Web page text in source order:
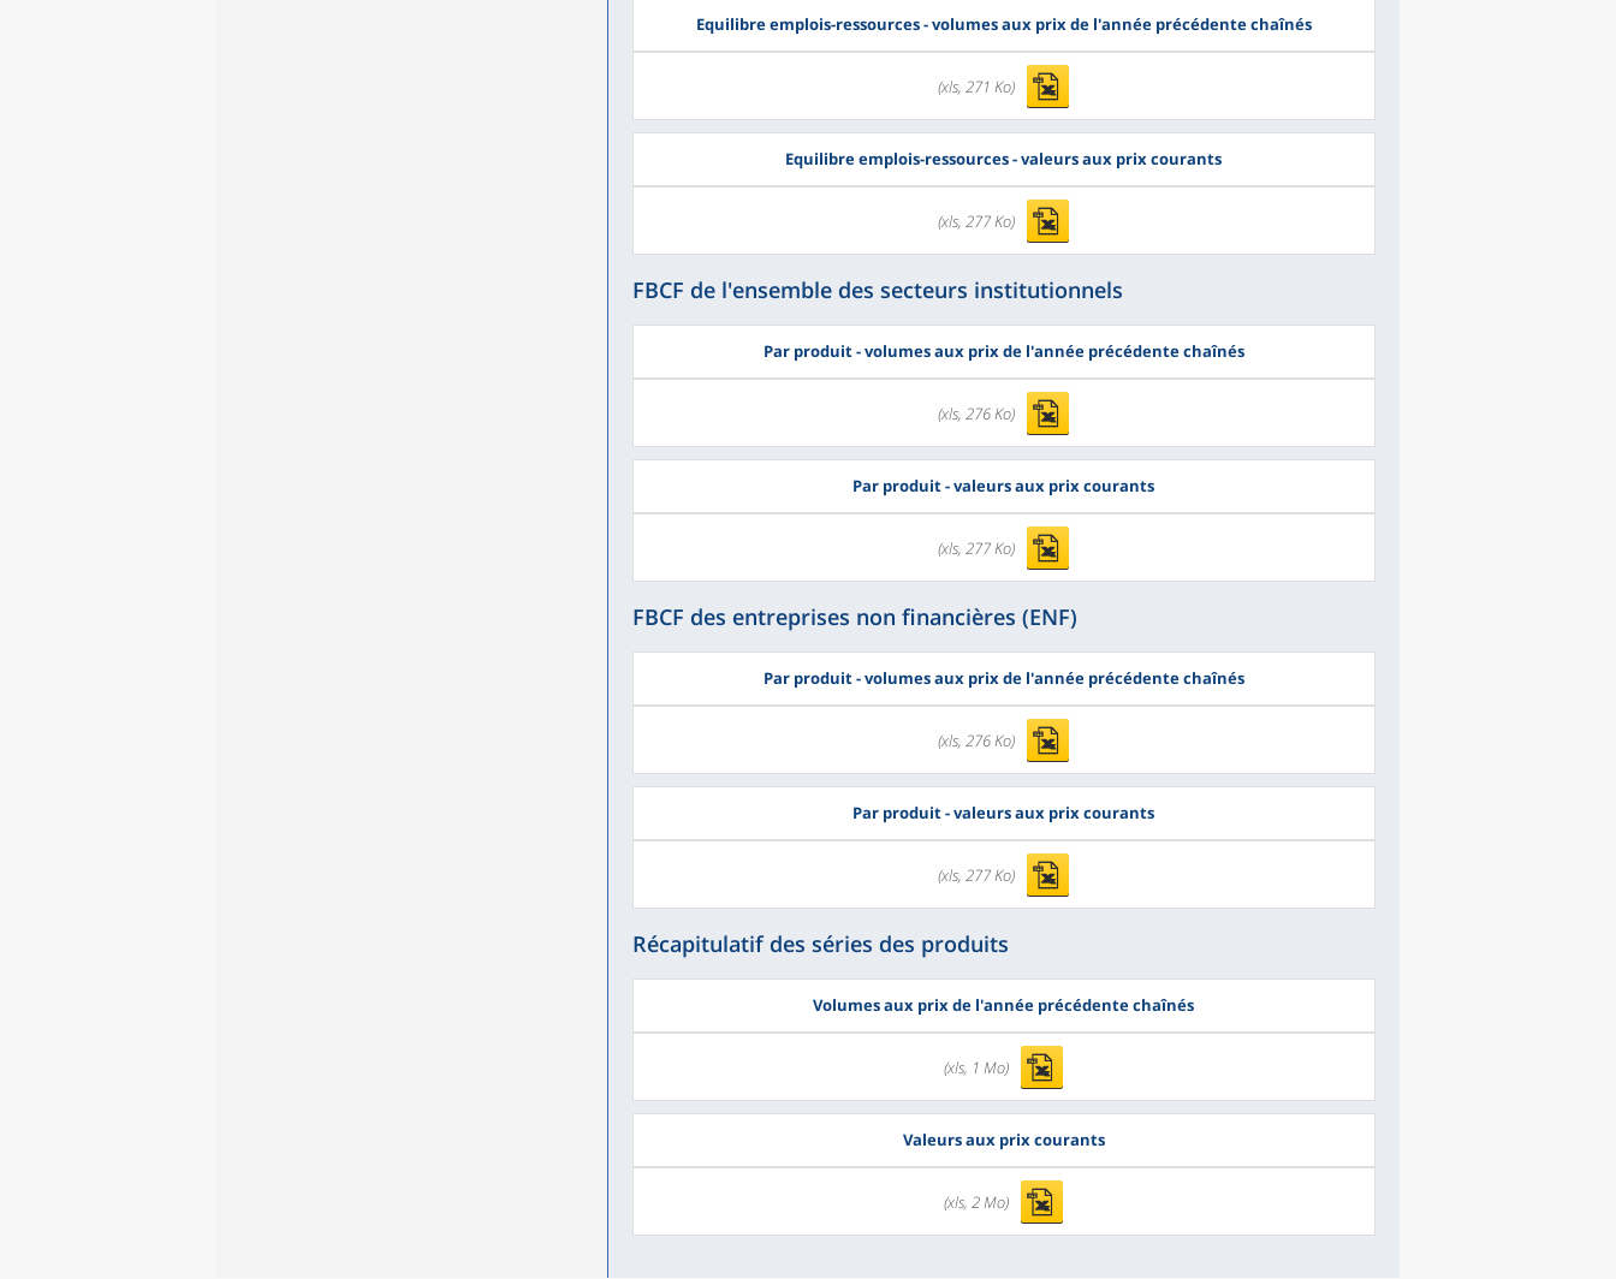
Equilibre emplois-ressources - volumes aux prix de l'année précédente chaînés
(xls, 271 Ko)
Equilibre emplois-ressources - valeurs aux prix courants
(xls, 277 Ko)
FBCF de l'ensemble des secteurs institutionnels
Par produit - volumes aux prix de l'année précédente chaînés
(xls, 276 Ko)
Par produit - valeurs aux prix courants
(xls, 277 Ko)
FBCF des entreprises non financières (ENF)
Par produit - volumes aux prix de l'année précédente chaînés
(xls, 276 Ko)
Par produit - valeurs aux prix courants
(xls, 277 Ko)
Récapitulatif des séries des produits
Volumes aux prix de l'année précédente chaînés
(xls, 1 Mo)
Valeurs aux prix courants
(xls, 2 Mo)